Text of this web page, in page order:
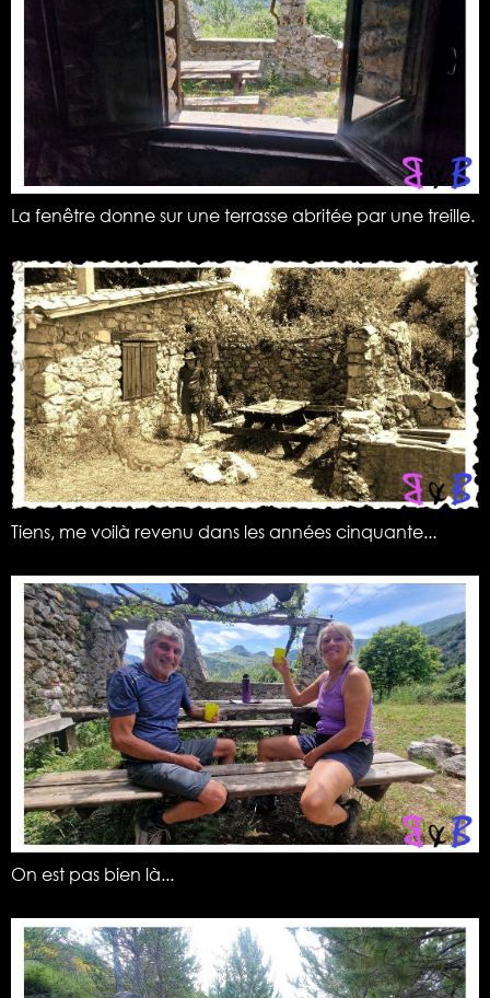
La fenêtre donne sur une terrasse abritée par une treille.
Tiens, me voilà revenu dans les années cinquante...
On est pas bien là...